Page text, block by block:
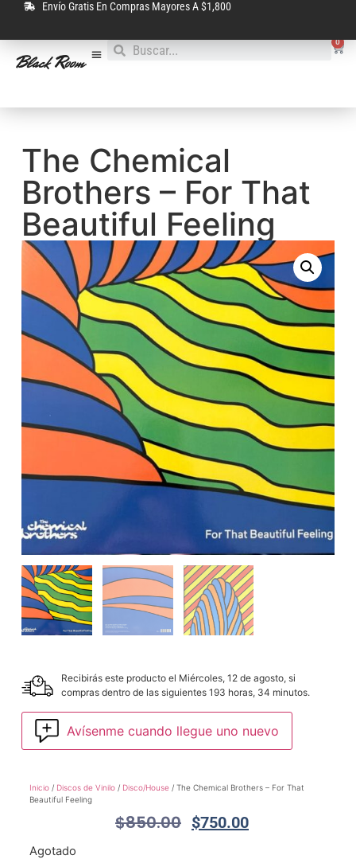
Envío Gratis En Compras Mayores A $1,800
0
The Chemical
Brothers – For That
Beautiful Feeling
Recibirás este producto el Miércoles, 12 de agosto, si
compras dentro de las siguientes 193 horas, 34 minutos.
Avísenme cuando llegue uno nuevo
Inicio/ Discos de Vinilo/ Disco/House/ The Chemical Brothers – For That
Beautiful Feeling
$850.00 $750.00
Agotado